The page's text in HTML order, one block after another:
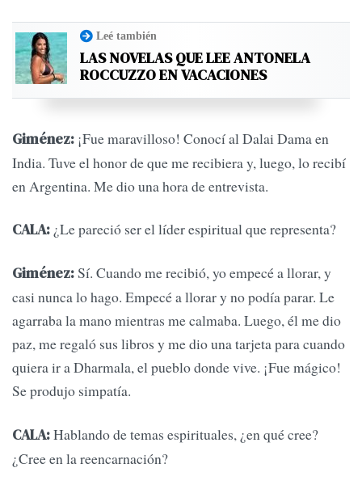
Leé también
LAS NOVELAS QUE LEE ANTONELA
ROCCUZZO EN VACACIONES
Giménez: ¡Fue maravilloso! Conocí al Dalai Dama en
India. Tuve el honor de que me recibiera y, luego, lo recibí
en Argentina. Me dio una hora de entrevista.
CALA: ¿Le pareció ser el líder espiritual que representa?
Giménez:Sí. Cuando me recibió, yo empecé a llorar, y
casi nunca lo hago. Empecé a llorar y no podía parar. Le
agarraba la mano mientras me calmaba. Luego, él me dio
paz, me regaló sus libros y me dio una tarjeta para cuando
quiera ir a Dharmala, el pueblo donde vive. ¡Fue mágico!
Se produjo simpatía.
CALA:Hablando de temas espirituales, ¿en qué cree?
¿Cree en la reencarnación?